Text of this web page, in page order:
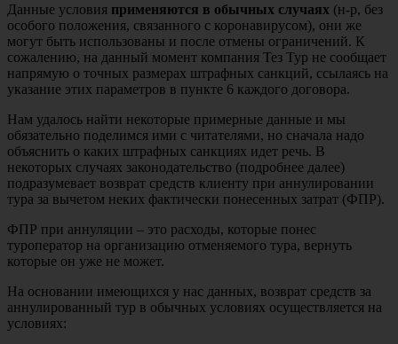
Данные условия применяются в обычных случаях (н-р, без
особого положения, связанного с коронавирусом), они же
могут быть использованы и после отмены ограничений. К
сожалению, на данный момент компания Тез Тур не сообщает
напрямую о точных размерах штрафных санкций, ссылаясь на
указание этих параметров в пункте 6 каждого договора.
Нам удалось найти некоторые примерные данные и мы
обязательно поделимся ими с читателями, но сначала надо
объяснить о каких штрафных санкциях идет речь. В
некоторых случаях законодательство (подробнее далее)
подразумевает возврат средств клиенту при аннулировании
тура за вычетом неких фактически понесенных затрат (ФПР).
ФПР при аннуляции – это расходы, которые понес
туроператор на организацию отменяемого тура, вернуть
которые он уже не может.
На основании имеющихся у нас данных, возврат средств за
аннулированный тур в обычных условиях осуществляется на
условиях: